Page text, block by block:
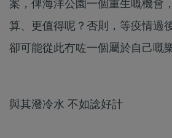
案，俾海洋公園一個重生嘅機會
算、更值得呢？否則，等疫情過
卻可能從此冇咗一個屬於自己嘅
與其潑冷水 不如諗好計